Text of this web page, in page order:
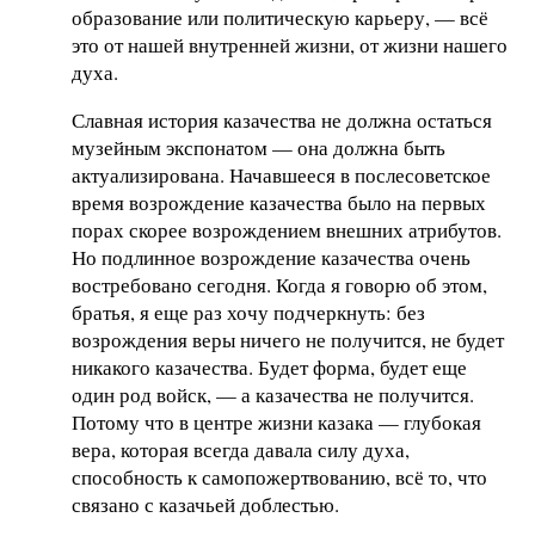
образование или политическую карьеру, — всё
это от нашей внутренней жизни, от жизни нашего
духа.
Славная история казачества не должна остаться
музейным экспонатом — она должна быть
актуализирована. Начавшееся в послесоветское
время возрождение казачества было на первых
порах скорее возрождением внешних атрибутов.
Но подлинное возрождение казачества очень
востребовано сегодня. Когда я говорю об этом,
братья, я еще раз хочу подчеркнуть: без
возрождения веры ничего не получится, не будет
никакого казачества. Будет форма, будет еще
один род войск, — а казачества не получится.
Потому что в центре жизни казака — глубокая
вера, которая всегда давала силу духа,
способность к самопожертвованию, всё то, что
связано с казачьей доблестью.